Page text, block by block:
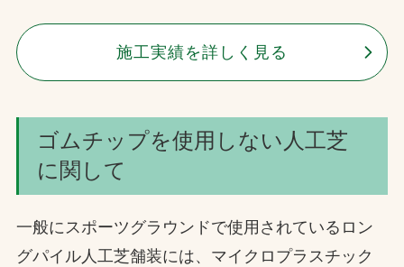
施工実績を詳しく見る
ゴムチップを使用しない人工芝
に関して
一般にスポーツグラウンドで使用されているロン
グパイル人工芝舗装には、マイクロプラスチック